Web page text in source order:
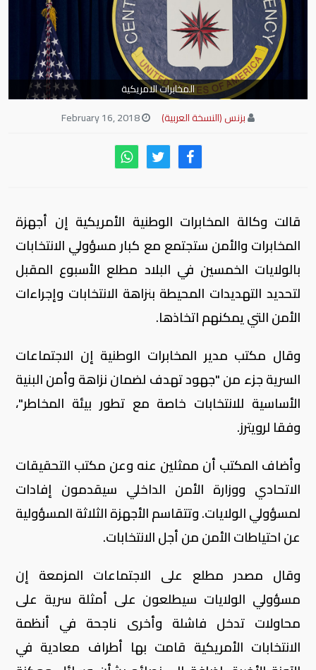
المخابرات الامريكية
بزنس (النسخة العربية)
قالت وكالة المخابرات الوطنية الأمريكية إن أجهزة
المخابرات والأمن ستجتمع مع كبار مسؤولي الانتخابات
بالولايات الخمسين في البلاد مطلع الأسبوع المقبل
لتحديد التهديدات المحيطة بنزاهة الانتخابات وإجراءات
الأمن التي يمكنهم اتخاذها.
وقال مكتب مدير المخابرات الوطنية إن الاجتماعات
السرية جزء من "جهود تهدف لضمان نزاهة وأمن البنية
الأساسية للانتخابات خاصة مع تطور بيئة المخاطر"،
وفقا لرويترز.
وأضاف المكتب أن ممثلين عنه وعن مكتب التحقيقات
الاتحادي ووزارة الأمن الداخلي سيقدمون إفادات
لمسؤولي الولايات. وتتقاسم الأجهزة الثلاثة المسؤولية
عن احتياطات الأمن من أجل الانتخابات.
وقال مصدر مطلع على الاجتماعات المزمعة إن
مسؤولي الولايات سيطلعون على أمثلة سرية على
محاولات تدخل فاشلة وأخرى ناجحة في أنظمة
الانتخابات الأمريكية قامت بها أطراف معادية في